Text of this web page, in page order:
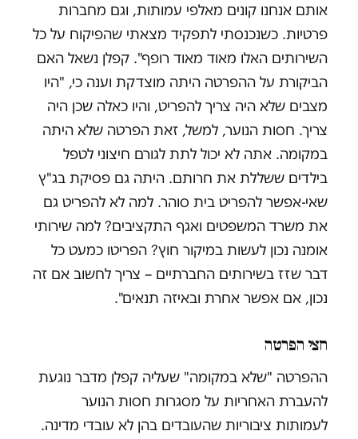
אותם אנחנו קונים מאלפי עמותות, וגם מחברות
פרטיות. כשנכנסתי לתפקיד מצאתי שהפיקוח על כל
השירותים האלו מאוד מאוד רופף". קפלן נשאל האם
הביקורת על ההפרטה היתה מוצדקת וענה כי, "היו
מצבים שלא היה צריך להפריט, והיו כאלה שכן היה
צריך. חסות הנוער, למשל, זאת הפרטה שלא היתה
במקומה. אתה לא יכול לתת לגורם חיצוני לטפל
בילדים ששללת את חרותם. היתה גם פסיקת בג"ץ
שאי-אפשר להפריט בית סוהר. למה לא להפריט גם
את משרד המשפטים ואגף התקציבים? למה שירותי
אומנה נכון לעשות במיקור חוץ? הפריטו כמעט כל
דבר שזז בשירותים החברתיים – צריך לחשוב אם זה
נכון, אם אפשר אחרת ובאיזה תנאים".
חצי הפרטה
ההפרטה "שלא במקומה" שעליה קפלן מדבר נוגעת
להעברת האחריות על מסגרות חסות הנוער
לעמותות ציבוריות שהעובדים בהן לא עובדי מדינה.